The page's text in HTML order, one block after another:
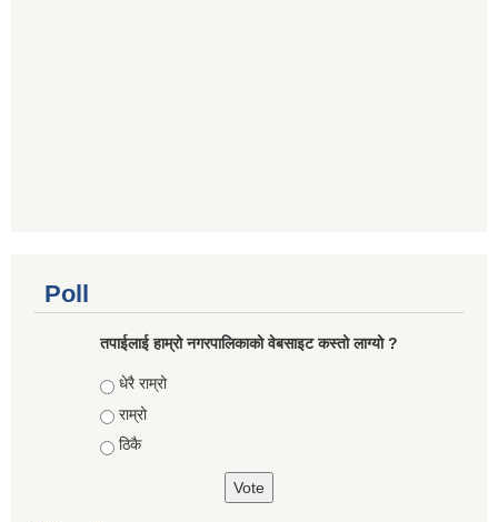
Poll
तपाईलाई हाम्रो नगरपालिकाको वेबसाइट कस्तो लाग्यो ?
Choices
धेरै राम्रो
राम्रो
ठिकै